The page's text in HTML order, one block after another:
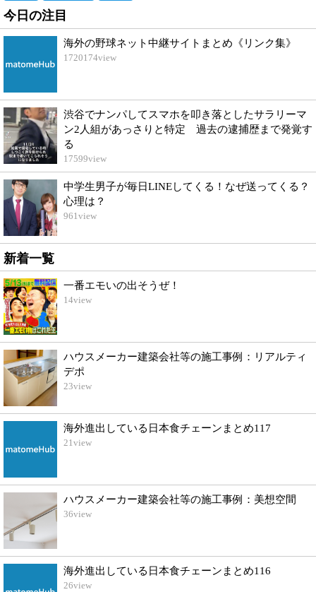
今日の注目
海外の野球ネット中継サイトまとめ《リンク集》
1720174view
渋谷でナンパしてスマホを叩き落としたサラリーマ
ン2人組があっさりと特定 過去の逮捕歴まで発覚す
る
17599view
中学生男子が毎日LINEしてくる！なぜ送ってくる？
心理は？
961view
新着一覧
一番エモいの出そうぜ！
14view
ハウスメーカー建築会社等の施工事例：リアルティ
デポ
23view
海外進出している日本食チェーンまとめ117
21view
ハウスメーカー建築会社等の施工事例：美想空間
36view
海外進出している日本食チェーンまとめ116
26view